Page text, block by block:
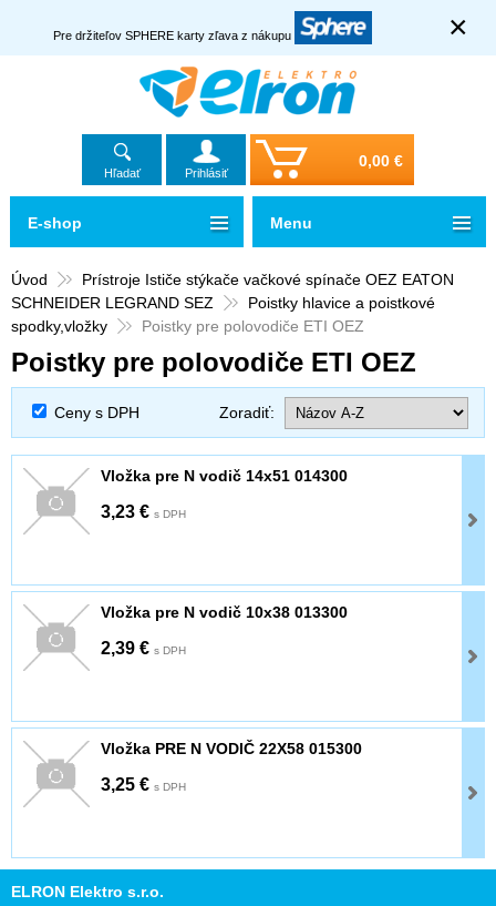
Pre držiteľov SPHERE karty zľava z nákupu ×
Hľadať Prihlásiť
0,00 €
Úvod
Prístroje Ističe stýkače vačkové spínače OEZ EATON
SCHNEIDER LEGRAND SEZ
Poistky hlavice a poistkové
spodky,vložky
Poistky pre polovodiče ETI OEZ
Poistky pre polovodiče ETI OEZ
Ceny s DPH Zoradiť:
Vložka pre N vodič 14x51 014300
3,23 € s DPH
Vložka pre N vodič 10x38 013300
2,39 € s DPH
Vložka PRE N VODIČ 22X58 015300
3,25 € s DPH
E-shop Menu
ELRON Elektro s.r.o.